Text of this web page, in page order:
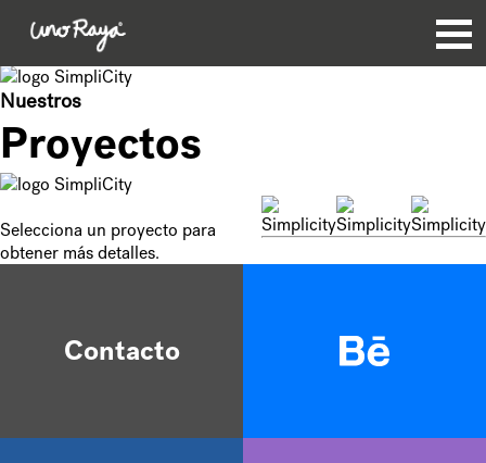
Nuestros
Proyectos
Selecciona un proyecto para
obtener más detalles.
Contacto